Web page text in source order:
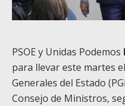
PSOE y Unidas Podemos
para llevar este martes
Generales del Estado
Consejo de Ministros,